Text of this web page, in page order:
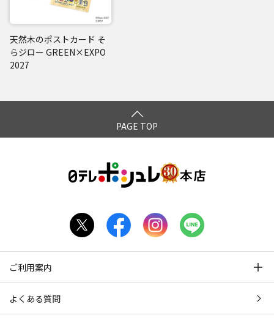
天然木のポストカード そ
らジロー GREEN×EXPO
2027
PAGE TOP
ご利用案内
よくある質問